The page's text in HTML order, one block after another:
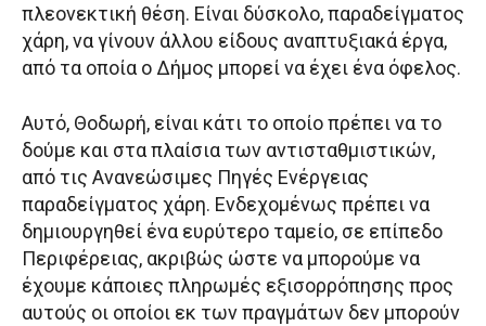
πλεονεκτική θέση. Είναι δύσκολο, παραδείγματος
χάρη, να γίνουν άλλου είδους αναπτυξιακά έργα,
από τα οποία ο Δήμος μπορεί να έχει ένα όφελος.
Αυτό, Θοδωρή, είναι κάτι το οποίο πρέπει να το
δούμε και στα πλαίσια των αντισταθμιστικών,
από τις Ανανεώσιμες Πηγές Ενέργειας
παραδείγματος χάρη. Ενδεχομένως πρέπει να
δημιουργηθεί ένα ευρύτερο ταμείο, σε επίπεδο
Περιφέρειας, ακριβώς ώστε να μπορούμε να
έχουμε κάποιες πληρωμές εξισορρόπησης προς
αυτούς οι οποίοι εκ των πραγμάτων δεν μπορούν